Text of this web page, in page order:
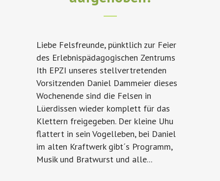
Liebe Felsfreunde, pünktlich zur Feier
des Erlebnispädagogischen Zentrums
Ith EPZI unseres stellvertretenden
Vorsitzenden Daniel Dammeier dieses
Wochenende sind die Felsen in
Lüerdissen wieder komplett für das
Klettern freigegeben. Der kleine Uhu
flattert in sein Vogelleben, bei Daniel
im alten Kraftwerk gibt´s Programm,
Musik und Bratwurst und alle...